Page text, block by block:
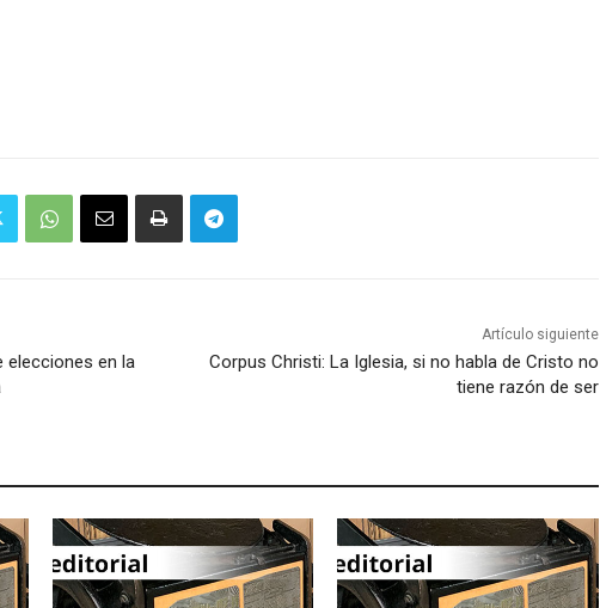
elecciones en la
Artículo siguiente
Corpus Christi: La Iglesia, si no habla de Cristo no
tiene razón de ser